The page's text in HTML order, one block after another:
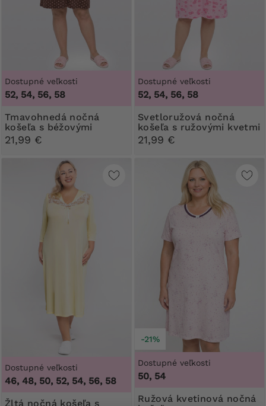
Dostupné veľkosti
52, 54, 56, 58
Tmavohnedá nočná
košeľa s béžovými
bodkami
21,99 €
Dostupné veľkosti
52, 54, 56, 58
Svetloružová nočná
košeľa s ružovými kvetmi
21,99 €
Dostupné veľkosti
46, 48, 50, 52, 54, 56, 58
Žltá nočná košeľa s
-21%
Dostupné veľkosti
50, 54
Ružová kvetinová nočná